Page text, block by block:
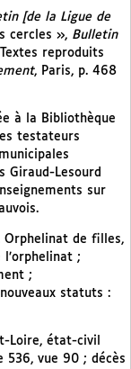
[de la Ligue de
cercles », Bulletin
reproduits
, Paris, p. 468
à la Bibliothèque
testateurs
Giraud-Lesourd
sur
Orphelinat de filles,
;
;
statuts :
Loire, état-civil
536, vue 90 ; décès